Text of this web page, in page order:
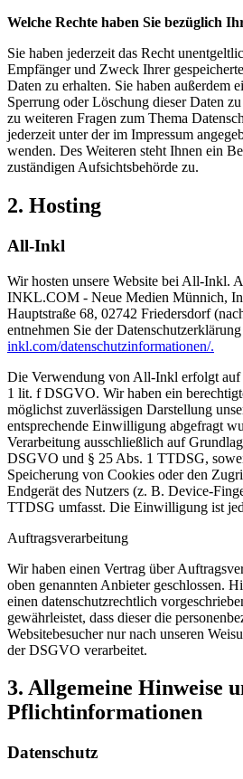
Welche Rechte haben Sie bezüglich
Sie haben jederzeit das Recht
Empfänger und Zweck Ihrer
Daten zu erhalten. Sie haben außerdem
Sperrung oder Löschung dieser Daten
zu weiteren Fragen zum Thema
jederzeit unter der im Impressum
wenden. Des Weiteren steht Ihnen ein
zuständigen Aufsichtsbehörde zu.
2. Hosting
All-Inkl
Wir hosten unsere Website bei All-Inkl.
INKL.COM - Neue Medien Münnich,
Hauptstraße 68, 02742 Friedersdorf
entnehmen Sie der
inkl.com/datenschutzinformationen/.
Die Verwendung von All-Inkl erfolgt
1 lit. f DSGVO. Wir haben ein
möglichst zuverlässigen Darstellung
entsprechende Einwilligung abgefragt
Verarbeitung ausschließlich auf
DSGVO und § 25 Abs. 1 TTDSG,
Speicherung von Cookies oder den
Endgerät des Nutzers (z. B. Device-
TTDSG umfasst. Die Einwilligung ist
Auftragsverarbeitung
Wir haben einen Vertrag über
oben genannten Anbieter geschlossen.
einen datenschutzrechtlich
gewährleistet, dass dieser die
Websitebesucher nur nach unseren
der DSGVO verarbeitet.
3. Allgemeine Hinweise
Pflichtinformationen
Datenschutz